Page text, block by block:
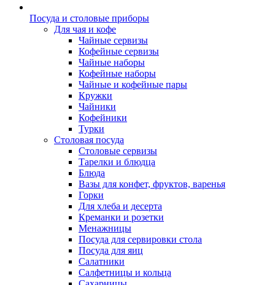
Посуда и столовые приборы
Для чая и кофе
Чайные сервизы
Кофейные сервизы
Чайные наборы
Кофейные наборы
Чайные и кофейные пары
Кружки
Чайники
Кофейники
Турки
Столовая посуда
Столовые сервизы
Тарелки и блюдца
Блюда
Вазы для конфет, фруктов, варенья
Горки
Для хлеба и десерта
Креманки и розетки
Менажницы
Посуда для сервировки стола
Посуда для яиц
Салатники
Салфетницы и кольца